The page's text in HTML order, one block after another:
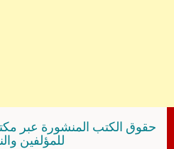
حقوق الكتب المنشورة عبر
للمؤلفين